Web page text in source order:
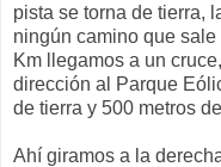
pista se torna de tierra,
ningún camino que
Km llegamos a un
dirección al Parque
de tierra y 500 metros
Ahí giramos a la